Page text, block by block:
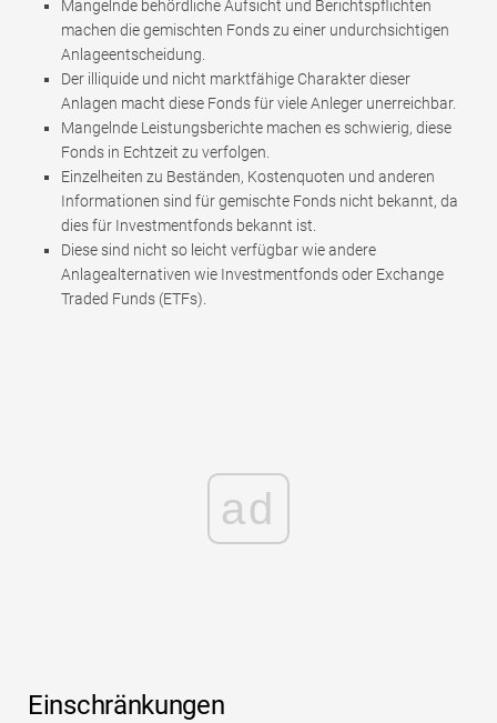
Mangelnde behördliche Aufsicht und Berichtspflichten
machen die gemischten Fonds zu einer undurchsichtigen
Anlageentscheidung.
Der illiquide und nicht marktfähige Charakter dieser
Anlagen macht diese Fonds für viele Anleger unerreichbar.
Mangelnde Leistungsberichte machen es schwierig, diese
Fonds in Echtzeit zu verfolgen.
Einzelheiten zu Beständen, Kostenquoten und anderen
Informationen sind für gemischte Fonds nicht bekannt, da
dies für Investmentfonds bekannt ist.
Diese sind nicht so leicht verfügbar wie andere
Anlagealternativen wie Investmentfonds oder Exchange
Traded Funds (ETFs).
ad
Einschränkungen